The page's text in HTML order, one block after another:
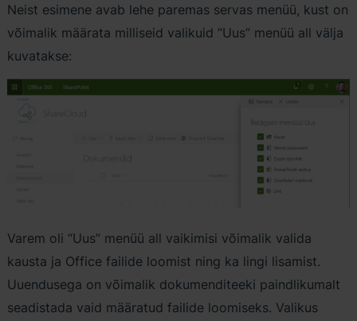
Neist esimene avab lehe paremas servas menüü, kust on
võimalik määrata milliseid valikuid “Uus” menüü all välja
kuvatakse:
Varem oli “Uus” menüü all vaikimisi võimalik valida
kausta ja Office failide loomist ning ka lingi lisamist.
Uuendusega on võimalik dokumenditeeki paindlikumalt
seadistada vaid määratud failide loomiseks. Valikus